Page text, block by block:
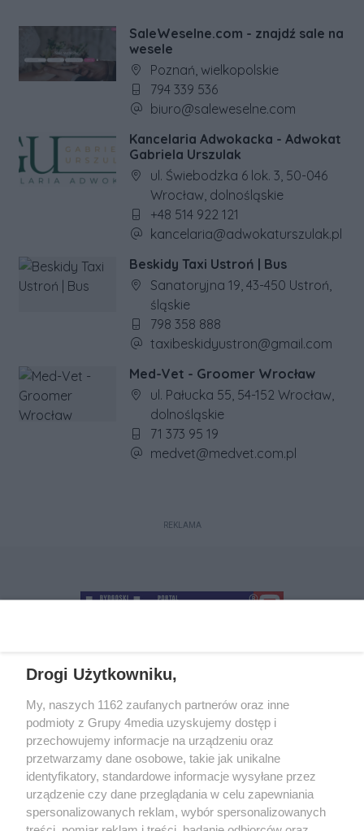
SaleWeselne.com - znajdź sale na
wesele
Adres firmy:
Poznań, wielkopolskie
Numer telefonu firmy:
794 339 536
Adres e-mail firmy:
biuro@saleweselne.com
Kancelaria Adwokacka - Adwokat
Gabriela Urszulak
Adres firmy:
ul. Świebodzka 6 lok. 3, 50-046
Wrocław, dolnośląskie
Numer telefonu firmy:
+48 514 922 121
Adres e-mail firmy:
kancelaria@adwokaturszulak.pl
Beskidy Taxi Ustroń | Bus
Adres firmy:
Sanatoryjna 19, 43-450 Ustroń,
śląskie
Numer telefonu firmy:
798 358 888
Adres e-mail firmy:
taxibeskidyustron@gmail.com
Med-Vet - Groomer Wrocław
Adres firmy:
ul. Pałucka 55, 54-152 Wrocław,
dolnośląskie
Numer telefonu firmy:
71 373 95 19
Adres e-mail firmy:
medvet@medvet.com.pl
REKLAMA
+48 52 5812666
O nas Reklama Regulamin
Kontakt
Wydarzenia
Ogłoszenia Katalog firm
Drogi Użytkowniku,
My, naszych 1162 zaufanych partnerów oraz inne
podmioty z Grupy 4media uzyskujemy dostęp i
przechowujemy informacje na urządzeniu oraz
przetwarzamy dane osobowe, takie jak unikalne
identyfikatory, standardowe informacje wysyłane przez
urządzenie czy dane przeglądania w celu zapewniania
spersonalizowanych reklam, wybór spersonalizowanych